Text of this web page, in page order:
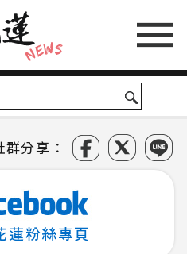
群分享：
蓮粉絲專頁